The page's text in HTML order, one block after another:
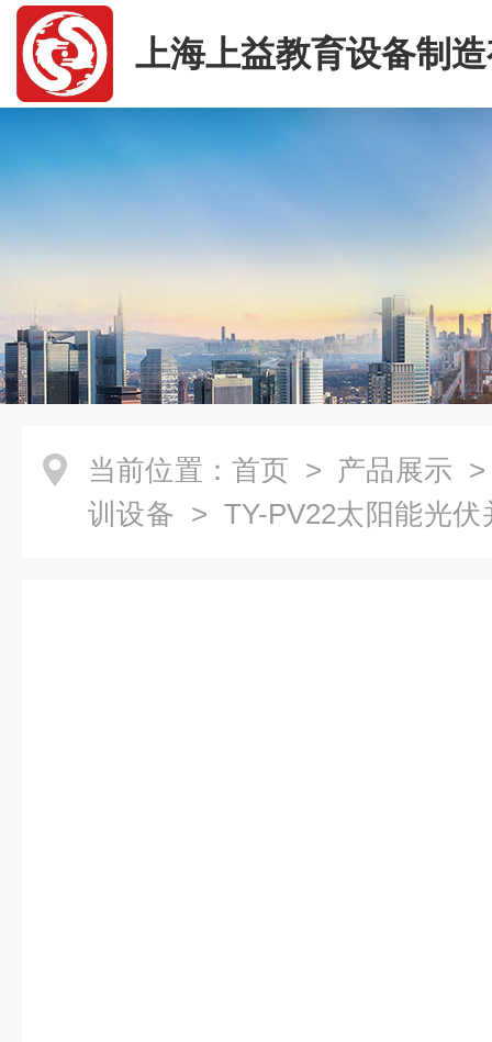
上海上益教育设备制
司
当前位置： 首页 > 产品展示
训设备 > TY-PV22太阳能光